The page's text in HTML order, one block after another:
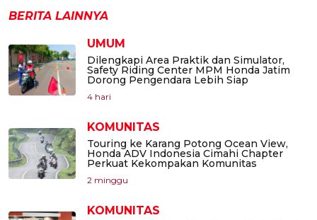
BERITA LAINNYA
UMUM
Dilengkapi Area Praktik dan Simulator,
Safety Riding Center MPM Honda Jatim
Dorong Pengendara Lebih Siap
4 hari
KOMUNITAS
Touring ke Karang Potong Ocean View,
Honda ADV Indonesia Cimahi Chapter
Perkuat Kekompakan Komunitas
2 minggu
KOMUNITAS